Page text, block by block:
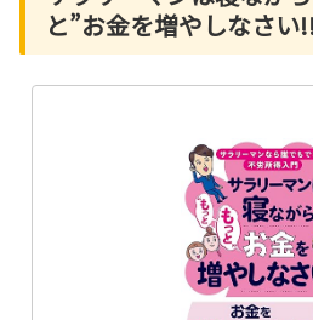
と”お金を増やしなさい